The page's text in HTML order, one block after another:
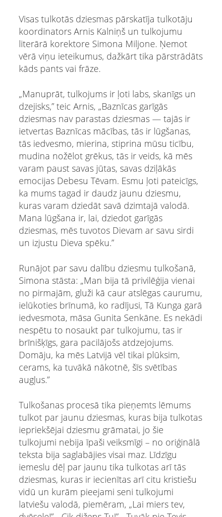
Visas tulkotās dziesmas pārskatīja tulkotāju
koordinators Arnis Kalniņš un tulkojumu
literārā korektore Simona Miljone. Ņemot
vērā viņu ieteikumus, dažkārt tika pārstrādāts
kāds pants vai frāze.
„Manuprāt, tulkojums ir ļoti labs, skanīgs un
dzejisks,” teic Arnis, „Baznīcas garīgās
dziesmas nav parastas dziesmas — tajās ir
ietvertas Baznīcas mācības, tās ir lūgšanas,
tās iedvesmo, mierina, stiprina mūsu ticību,
mudina nožēlot grēkus, tās ir veids, kā mēs
varam paust savas jūtas, savas dziļākās
emocijas Debesu Tēvam. Esmu ļoti pateicīgs,
ka mums tagad ir daudz jaunu dziesmu,
kuras varam dziedāt savā dzimtajā valodā.
Mana lūgšana ir, lai, dziedot garīgās
dziesmas, mēs tuvotos Dievam ar savu sirdi
un izjustu Dieva spēku.”
Runājot par savu dalību dziesmu tulkošanā,
Simona stāsta: „Man bija tā privilēģija vienai
no pirmajām, gluži kā caur atslēgas caurumu,
ielūkoties brīnumā, ko radījusi, Tā Kunga garā
iedvesmota, māsa Gunita Senkāne. Es nekādi
nespētu to nosaukt par tulkojumu, tas ir
brīnišķīgs, gara pacilājošs atdzejojums.
Domāju, ka mēs Latvijā vēl tikai plūksim,
cerams, ka tuvākā nākotnē, šīs svētības
augļus.”
Tulkošanas procesā tika pieņemts lēmums
tulkot par jaunu dziesmas, kuras bija tulkotas
iepriekšējai dziesmu grāmatai, jo šie
tulkojumi nebija īpaši veiksmīgi – no oriģinālā
teksta bija saglabājies visai maz. Līdzīgu
iemeslu dēļ par jaunu tika tulkotas arī tās
dziesmas, kuras ir iecienītas arī citu kristiešu
vidū un kurām pieejami seni tulkojumi
latviešu valodā, piemēram, „Lai miers tev,